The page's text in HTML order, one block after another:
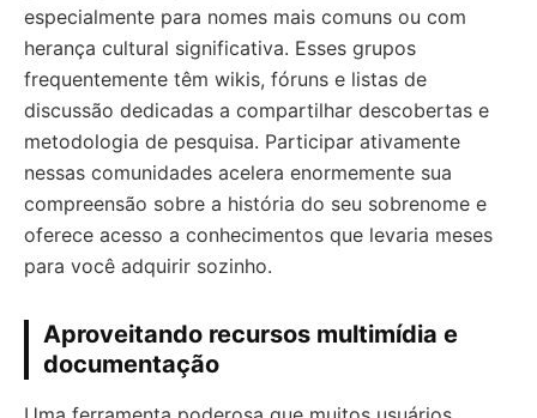
especialmente para nomes mais comuns ou com
herança cultural significativa. Esses grupos
frequentemente têm wikis, fóruns e listas de
discussão dedicadas a compartilhar descobertas e
metodologia de pesquisa. Participar ativamente
nessas comunidades acelera enormemente sua
compreensão sobre a história do seu sobrenome e
oferece acesso a conhecimentos que levaria meses
para você adquirir sozinho.
Aproveitando recursos multimídia e
documentação